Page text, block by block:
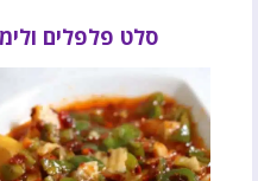
סלט פלפלים